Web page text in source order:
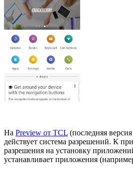
На Preview от TCL (последняя
действует система разрешений. К
разрешения на установку
устанавливает приложения